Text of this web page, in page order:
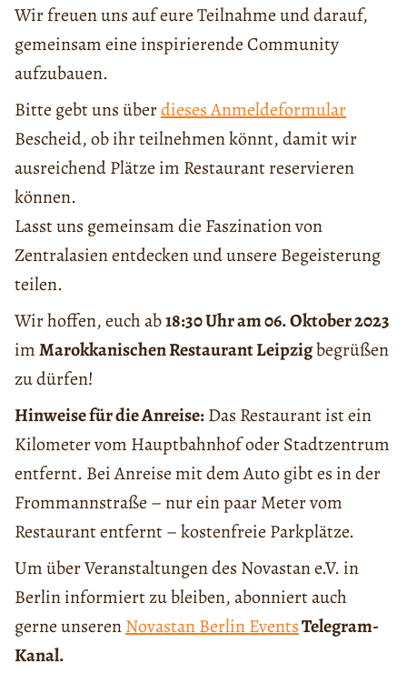
Wir freuen uns auf eure Teilnahme und darauf,
gemeinsam eine inspirierende Community
aufzubauen.
Bitte gebt uns überdieses Anmeldeformular
Bescheid, ob ihr teilnehmen könnt, damit wir
ausreichend Plätze im Restaurant reservieren
können.
Lasst uns gemeinsam die Faszination von
Zentralasien entdecken und unsere Begeisterung
teilen.
Wir hoffen, euch ab18:30 Uhr am 06. Oktober 2023
imMarokkanischen Restaurant Leipzigbegrüßen
zu dürfen!
Hinweise für die Anreise:Das Restaurant ist ein
Kilometer vom Hauptbahnhof oder Stadtzentrum
entfernt. Bei Anreise mit dem Auto gibt es in der
Frommannstraße – nur ein paar Meter vom
Restaurant entfernt – kostenfreie Parkplätze.
Um über Veranstaltungen des Novastan e.V. in
Berlin informiert zu bleiben, abonniert auch
gerne unserenNovastan Berlin EventsTelegram-
Kanal.